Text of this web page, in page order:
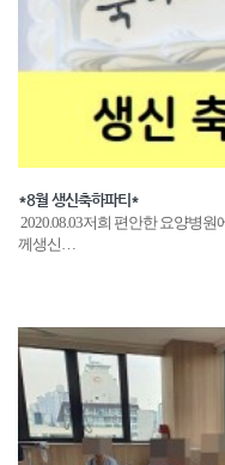
*8월 생신축하파티*
2020.08.03저희 편안한 요양병
께생신…